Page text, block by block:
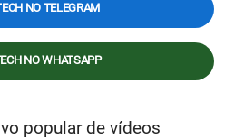
NO TELEGRAM
NO WHATSAPP
popular de vídeos